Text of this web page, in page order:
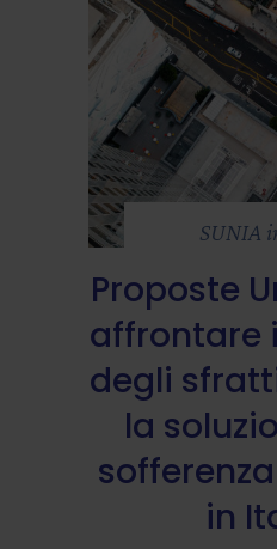
SUNIA
Proposte
affrontare
degli
la
in